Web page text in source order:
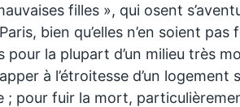
filles », qui osent
bien qu’elles n’en soient pas
pour la plupart d’un milieu très
à l’étroitesse d’un logement
; pour fuir la mort,